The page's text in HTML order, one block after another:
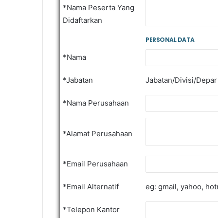
*Nama Peserta Yang
Didaftarkan
PERSONAL DATA
*Nama
*Jabatan Jabatan/Divisi/
*Nama Perusahaan
*Alamat Perusahaan
*Email Perusahaan
*Email Alternatif eg: gmail, yahoo,
*Telepon Kantor